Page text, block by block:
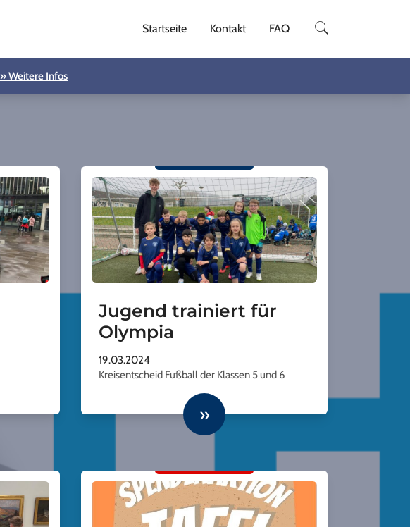
Startseite Kontakt FAQ
» Weitere Infos
Jugend trainiert für
Olympia
19.03.2024
Kreisentscheid Fußball der Klassen 5 und 6
»